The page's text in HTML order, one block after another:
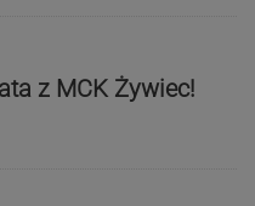
z MCK Żywiec!